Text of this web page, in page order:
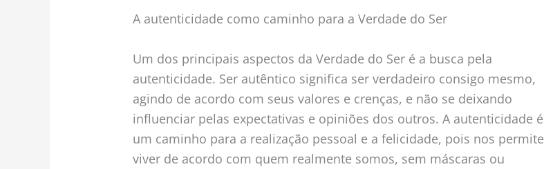
A autenticidade como caminho para a Verdade do Ser
Um dos principais aspectos da Verdade do Ser é a busca pela
autenticidade. Ser autêntico significa ser verdadeiro consigo mesmo,
agindo de acordo com seus valores e crenças, e não se deixando
influenciar pelas expectativas e opiniões dos outros. A autenticidade é
um caminho para a realização pessoal e a felicidade, pois nos permite
viver de acordo com quem realmente somos, sem máscaras ou